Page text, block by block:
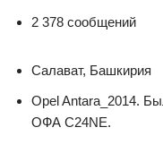
2 378 сообщений
Салават, Башкирия
Opel Antara_2014.
ОФА C24NE.